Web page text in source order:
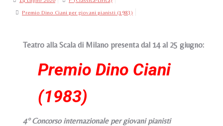
Premio Dino Ciani per giovani pianisti (1983)
Teatro alla Scala di Milano presenta dal 14 al 25 giugno:
Premio Dino Ciani
(1983)
4° Concorso internazionale per giovani pianisti